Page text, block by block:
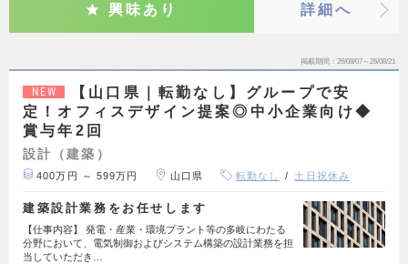
興味あり 詳細へ
掲載期間 26/08/07～26/08/21
NEW
【山口県｜転勤なし】グループで安
定！オフィスデザイン提案◎中小企業向け◆
賞与年2回
設計（建築）
400万円 ～ 599万円 山口県 転勤なし 土日祝休み
建築設計業務をお任せします
【仕事内容】 発電・産業・環境プラント等の多岐にわたる
分野において、電気制御およびシステム構築の設計業務を担
当していただき…